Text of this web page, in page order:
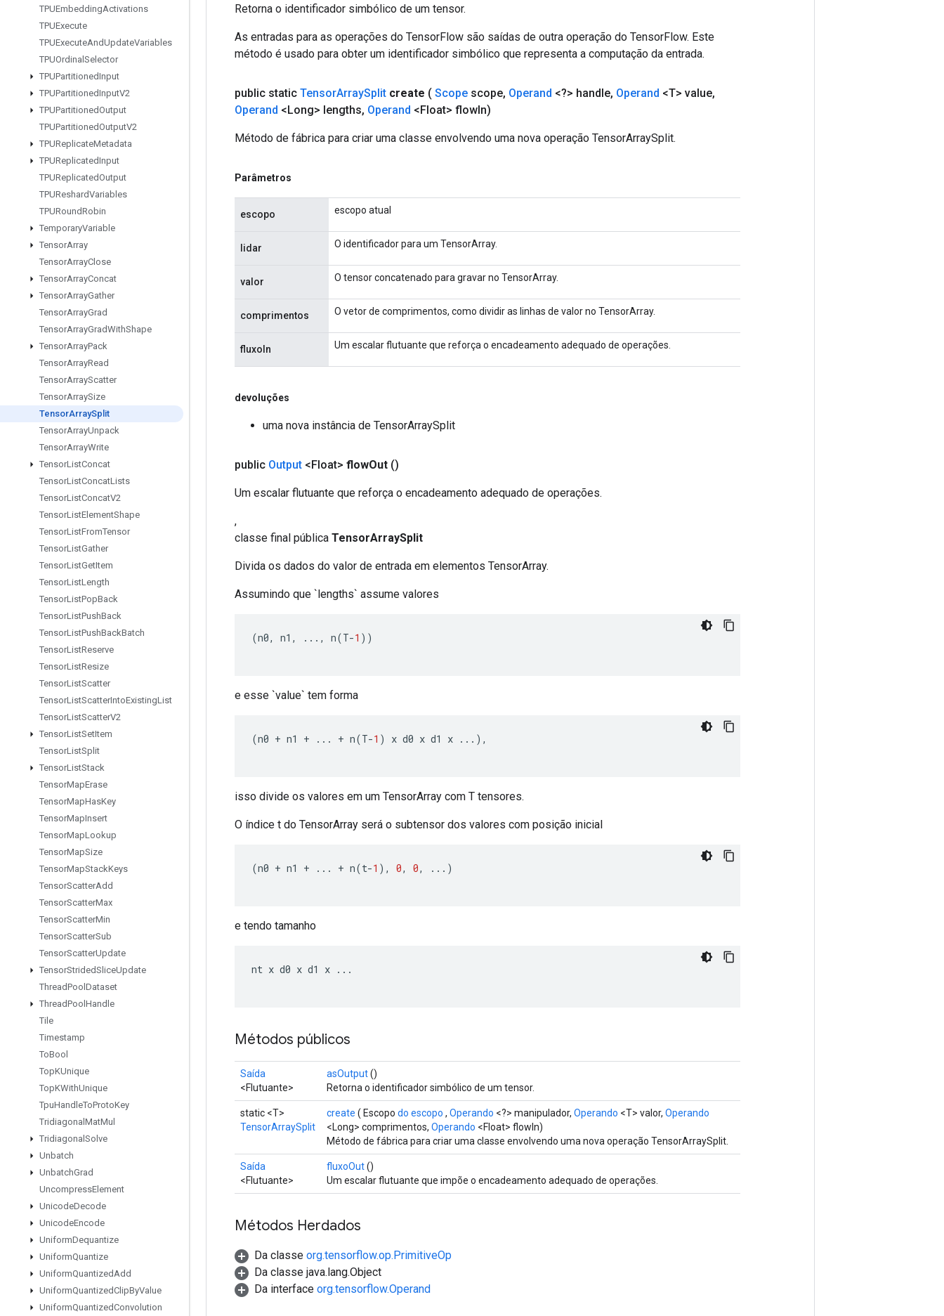
TPUEmbeddingActivations
TPUExecute
TPUExecuteAndUpdateVariables
TPUOrdinal Selector
TPUPartitionedInput
TPUPartitionedInputV2
TPUPartitionedOutput
TPUPartitionedOutputV2
TPUReplicateMetadata
TPUReplicatedInput
TPUReplicatedOutput
TPUReshardVariables
TPURoundRobin
TemporaryVariable
TensorArray
TensorArrayClose
TensorArrayConcat
TensorArrayGather
TensorArrayGrad
TensorArrayGradWithShape
TensorArrayPack
TensorArrayRead
TensorArrayScatter
TensorArraySize
TensorArraySplit
TensorArrayUnpack
TensorArrayWrite
TensorListConcat
TensorListConcatLists
TensorListConcatV2
TensorListElementShape
TensorListFromTensor
TensorListGather
TensorListGetItem
TensorListLength
TensorListPopBack
TensorListPushBack
TensorListPushBackBatch
TensorListReserve
TensorListResize
TensorListScatter
TensorListScatterIntoExistingList
TensorListScatterV2
TensorListSetItem
TensorListSplit
TensorListStack
TensorMapErase
TensorMapHasKey
TensorMapInsert
TensorMapLookup
TensorMapSize
TensorMapStackKeys
TensorScatterAdd
TensorScatterMax
TensorScatterMin
TensorScatterSub
TensorScatterUpdate
TensorStridedSliceUpdate
ThreadPool Dataset
ThreadPool Handle
Tile
Timestamp
ToBool
TopKUnique
TopKWithUnique
TpuHandleToProtoKey
Tridiagonal MatMul
Tridiagonal Solve
Unbatch
UnbatchGrad
UncompressElement
UnicodeDecode
UnicodeEncode
UniformDequantize
UniformQuantize
UniformQuantizedAdd
UniformQuantizedClipByValue
UniformQuantizedConvolution
Retorna o identificador simbólico de um tensor.
As entradas para as operações do TensorFlow são saídas de outra operação do TensorFlow. Este
método é usado para obter um identificador simbólico que representa a computação da entrada.
public static TensorArraySplit create ( Scope scope, Operand <?> handle, Operand <T> value,
Operand <Long> lengths, Operand <Float> flowIn)
Método de fábrica para criar uma classe envolvendo uma nova operação TensorArraySplit.
Parâmetros
escopo escopo atual
lidar O identificador para um TensorArray.
valor O tensor concatenado para gravar no TensorArray.
comprimentos O vetor de comprimentos, como dividir as linhas de valor no TensorArray.
fluxoIn Um escalar flutuante que reforça o encadeamento adequado de operações.
devoluções
uma nova instância de TensorArraySplit
public Output <Float> flowOut ()
Um escalar flutuante que reforça o encadeamento adequado de operações.
,
classe final pública TensorArraySplit
Divida os dados do valor de entrada em elementos TensorArray.
Assumindo que `lengths` assume valores
(n0, n1 , ..., n(T-1 ))
e esse `value` tem forma
(n0 + n1 + ... + n(T-1 ) x d0 x d1 x ...),
isso divide os valores em um TensorArray com T tensores.
O índice t do TensorArray será o subtensor dos valores com posição inicial
(n0 + n1 + ... + n(t-1 ), 0, 0, ...)
e tendo tamanho
nt x d0 x d1 x ...
Métodos públicos
Saída
<Flutuante>
asOutput()
Retorna o identificador simbólico de um tensor.
static <T>
TensorArraySplit
create ( Escopo do escopo , Operando <?> manipulador, Operando <T> valor, Operando
<Long> comprimentos, Operando <Float> flowIn)
Método de fábrica para criar uma classe envolvendo uma nova operação TensorArraySplit.
Saída
<Flutuante>
fluxoOut()
Um escalar flutuante que impõe o encadeamento adequado de operações.
Métodos Herdados
Da classe org.tensorflow.op.PrimitiveOp
Da classe java.lang.Object
Da interface org.tensorflow.Operand